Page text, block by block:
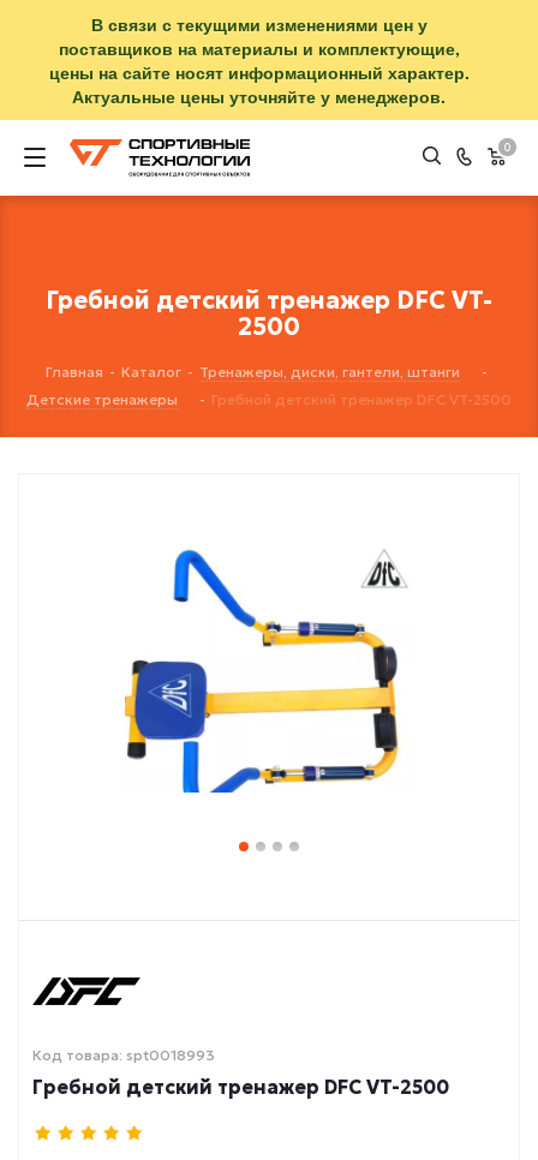
В связи с текущими изменениями цен у
поставщиков на материалы и комплектующие,
цены на сайте носят информационный характер.
Актуальные цены уточняйте у менеджеров.
0
Гребной детский тренажер DFC VT-
2500
Главная - Каталог - Тренажеры, диски, гантели, штанги
-
Детские тренажеры
- Гребной детский тренажер DFC VT-2500
Код товара: spt0018993
Гребной детский тренажер DFC VT-2500